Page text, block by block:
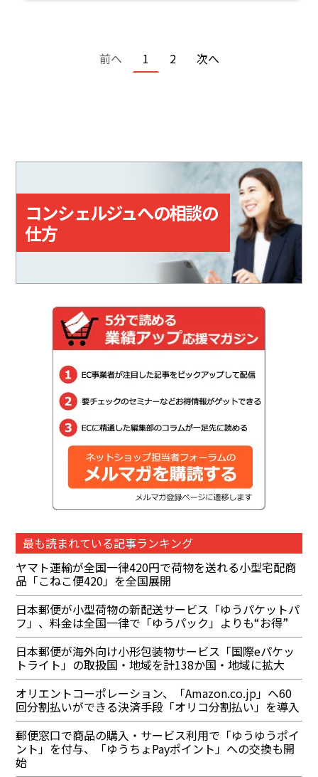
前ページ
前へ カレントページ
1 ページ
2 次ページ
次へ
コンシェルジュへの相談の
仕方
最も読まれている記事ランキング
ヤマト運輸が全国一律420円で荷物を送れる小型宅配商
品「こねこ便420」を全国展開
日本郵便が小型荷物の新配送サービス「ゆうパケットパ
フ」、料金は全国一律で「ゆうパック」よりも“お得”
日本郵便が海外向け小形包装物サービス「国際eパケッ
トライト」の取扱国・地域を計138か国・地域に拡大
オリエントコーポレーション、「Amazon.co.jp」へ60
回分割払いができる決済手段「オリコ分割払い」を導入
郵便窓口で商品の購入・サービス利用で「ゆうゆうポイ
ント」を付与、「ゆうちょPayポイント」への交換も開
始